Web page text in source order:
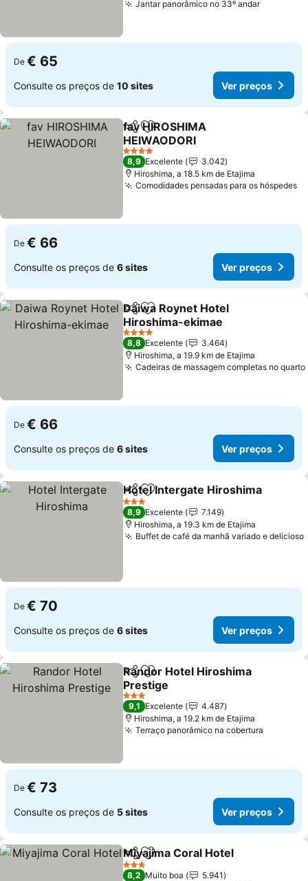
Jantar panorâmico no 33º andar
De € 65
Consulte os preços de 10 sites Ver preços
PartilharAdicionar aos favoritos
fav HIROSHIMA
HEIWAODORI
4 Estrelas
8,9 Excelente
3.042
Hiroshima, a 18.5 km de Etajima
Comodidades pensadas para os hóspedes
De € 66
Consulte os preços de 6 sites Ver preços
PartilharAdicionar aos favoritos
Daiwa Roynet Hotel
Hiroshima-ekimae
4 Estrelas
8,8 Excelente
3.464
Hiroshima, a 19.9 km de Etajima
Cadeiras de massagem completas no quarto
De € 66
Consulte os preços de 6 sites Ver preços
PartilharAdicionar aos favoritos
Hotel Intergate Hiroshima
3 Estrelas
8,9 Excelente
7.149
Hiroshima, a 19.3 km de Etajima
Buffet de café da manhã variado e delicioso
De € 70
Consulte os preços de 6 sites Ver preços
PartilharAdicionar aos favoritos
Randor Hotel Hiroshima
Prestige
3 Estrelas
9,1 Excelente
4.487
Hiroshima, a 19.2 km de Etajima
Terraço panorâmico na cobertura
De € 73
Consulte os preços de 5 sites Ver preços
PartilharAdicionar aos favoritos
Miyajima Coral Hotel
3 Estrelas
8,2 Muito boa
5.941